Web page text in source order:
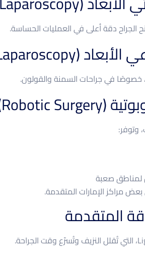
دقة أعلى في العمليات الحساسة.
خصوصًا في جراحات السمنة والقولون.
وتوفر:
لمناطق صعبة
مراكز الإمارات المتقدمة.